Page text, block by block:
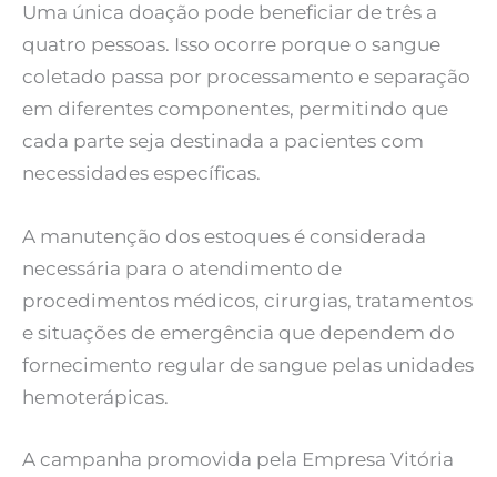
Uma única doação pode beneficiar de três a
quatro pessoas. Isso ocorre porque o sangue
coletado passa por processamento e separação
em diferentes componentes, permitindo que
cada parte seja destinada a pacientes com
necessidades específicas.
A manutenção dos estoques é considerada
necessária para o atendimento de
procedimentos médicos, cirurgias, tratamentos
e situações de emergência que dependem do
fornecimento regular de sangue pelas unidades
hemoterápicas.
A campanha promovida pela Empresa Vitória